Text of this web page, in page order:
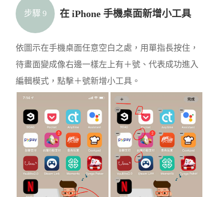
步驟 9 在 iPhone 手機桌面新增小工具
依圖示在手機桌面任意空白之處，用單指長按住，
待畫面變成像右邊一樣左上有＋號、代表成功進入
編輯模式，點擊＋號新增小工具。